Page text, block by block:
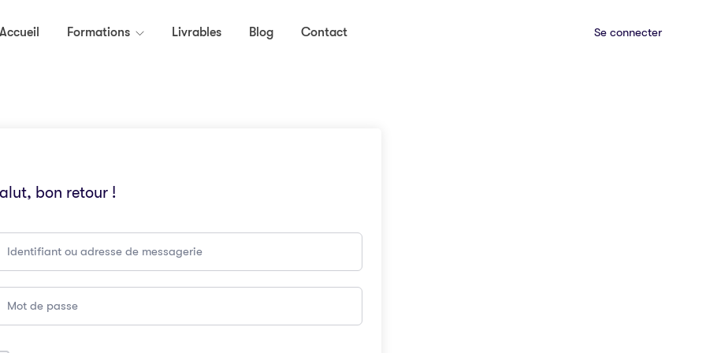
Formations Livrables Blog Contact Se connecter
bon retour !